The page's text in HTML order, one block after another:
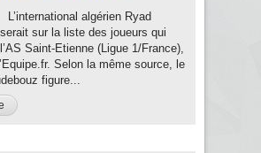
L’international algérien Ryad
sur la liste des joueurs qui
Saint-Etienne (Ligue 1/France),
Selon la même source, le
figure...